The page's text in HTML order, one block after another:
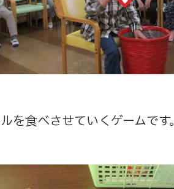
を食べさせていくゲームです。